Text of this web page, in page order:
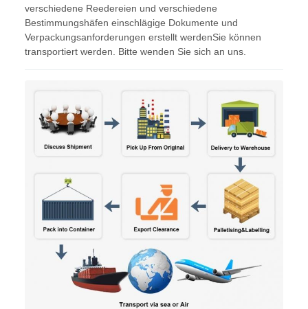
verschiedene Reedereien und verschiedene
Bestimmungshäfen einschlägige Dokumente und
Verpackungsanforderungen erstellt werdenSie können
transportiert werden. Bitte wenden Sie sich an uns.